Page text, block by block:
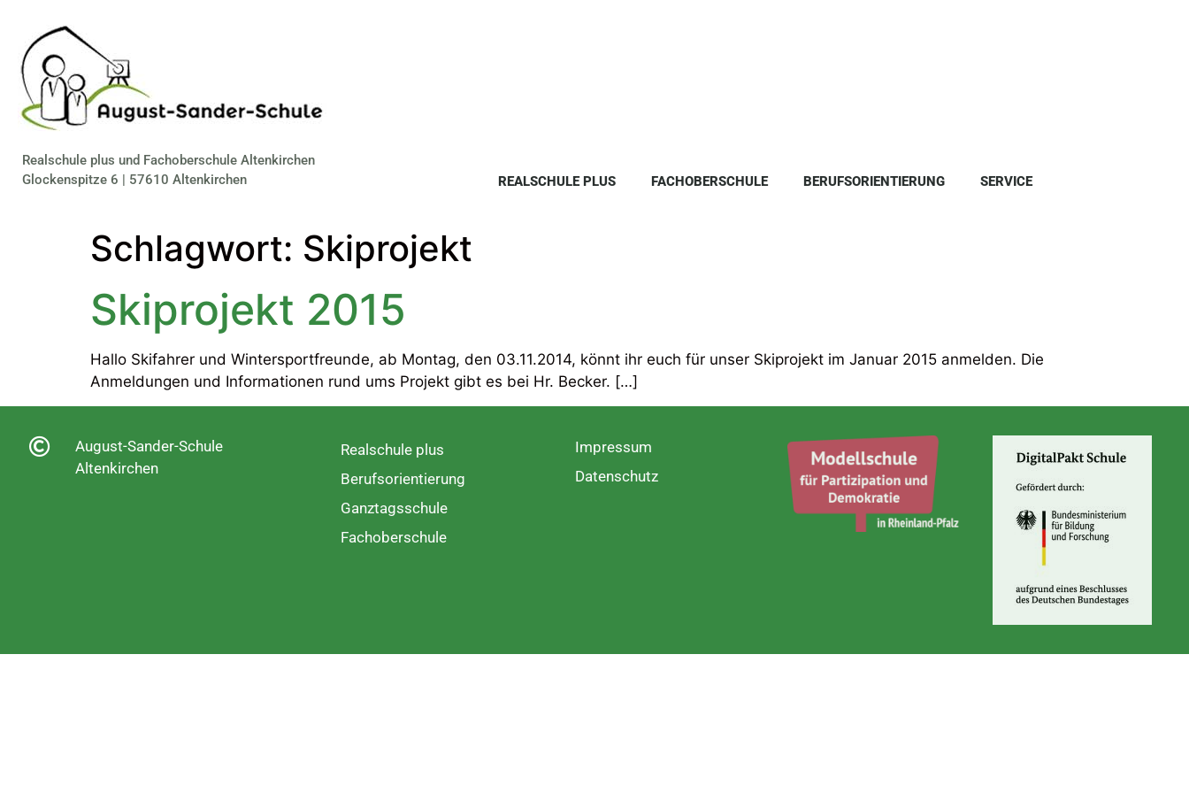
Realschule plus und Fachoberschule Altenkirchen
Glockenspitze 6 | 57610 Altenkirchen
REALSCHULE PLUS FACHOBERSCHULE BERUFSORIENTIERUNG SERVICE
Schlagwort: Skiprojekt
Skiprojekt 2015
Hallo Skifahrer und Wintersportfreunde, ab Montag, den 03.11.2014, könnt ihr euch für unser Skiprojekt im Januar 2015 anmelden. Die
Anmeldungen und Informationen rund ums Projekt gibt es bei Hr. Becker. […]
August-Sander-Schule
Altenkirchen
Realschule plus
Berufsorientierung
Ganztagsschule
Fachoberschule
Impressum
Datenschutz